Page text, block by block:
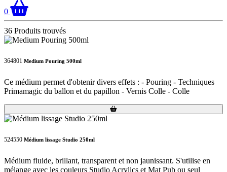
0
36 Produits trouvés
364801 Medium Pouring 500ml
Ce médium permet d'obtenir divers effets : - Pouring - Techniques
Primamagic du ballon et du papillon - Vernis Colle - Colle
Loading...
Loading...
524550 Médium lissage Studio 250ml
Médium fluide, brillant, transparent et non jaunissant. S'utilise en
mélange avec les couleurs Studio Acrylics et Mat Pub ou seul